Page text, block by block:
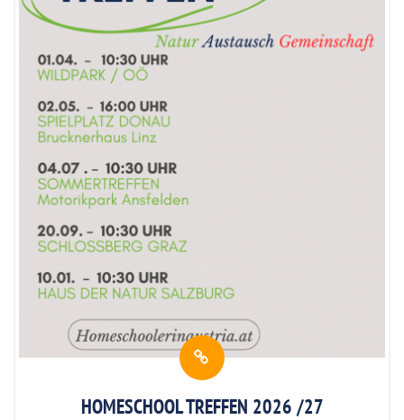
HOMESCHOOL TREFFEN 2026 /27